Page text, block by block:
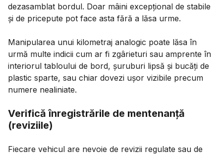
dezasamblat bordul. Doar mâini excepțional de stabile
și de pricepute pot face asta fără a lăsa urme.
Manipularea unui kilometraj analogic poate lăsa în
urmă multe indicii cum ar fi zgârieturi sau amprente în
interiorul tabloului de bord, șuruburi lipsă și bucăți de
plastic sparte, sau chiar dovezi ușor vizibile precum
numere nealiniate.
Verifică înregistrările de mentenanță
(reviziile)
Fiecare vehicul are nevoie de revizii regulate sau de